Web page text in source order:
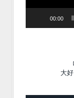
00:00
大